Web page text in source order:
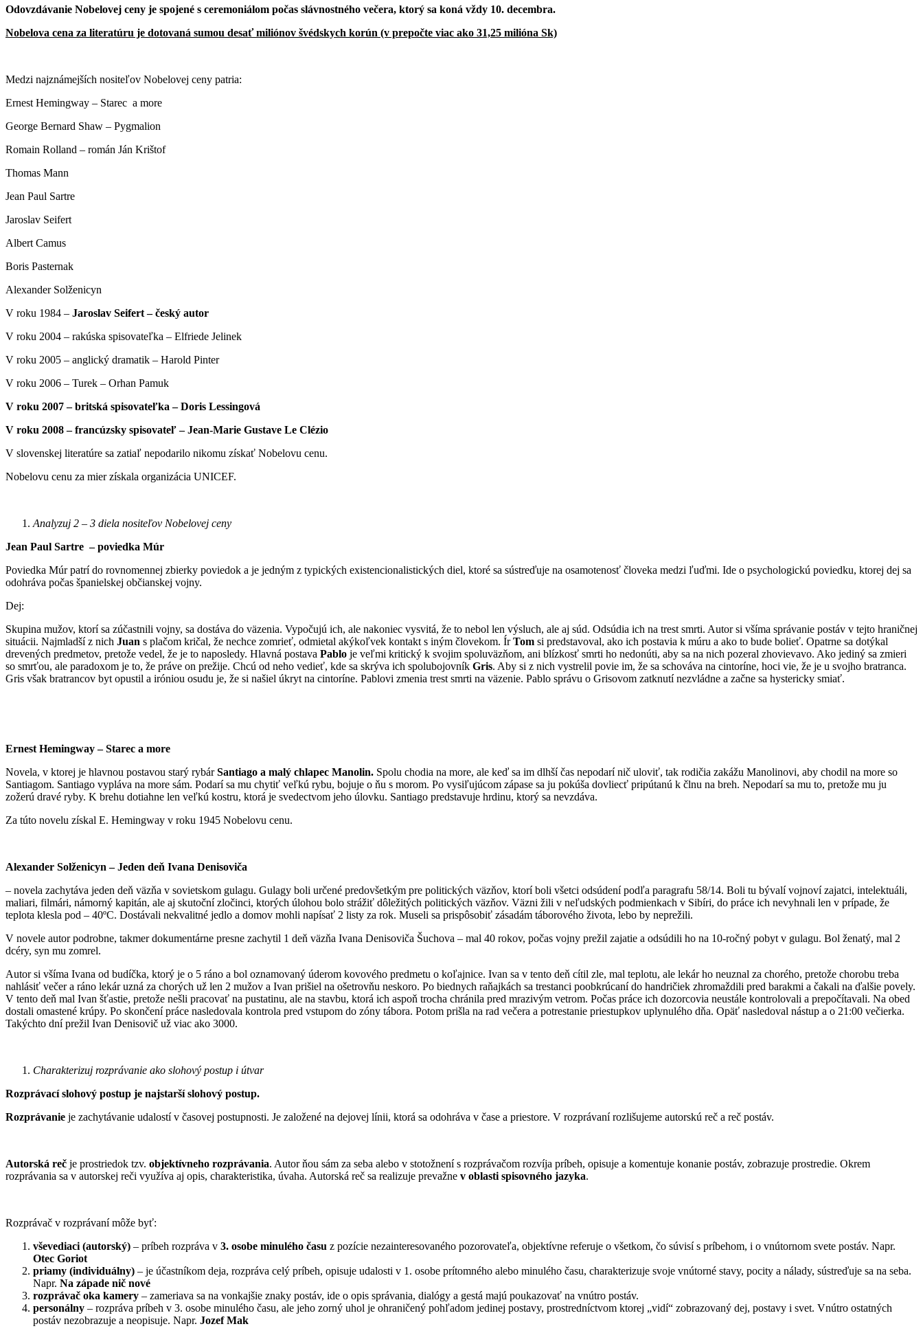
Odovzdávanie Nobelovej ceny je spojené s ceremoniálom počas slávnostného večera, ktorý sa koná vždy 10. decembra.
Nobelova cena za literatúru je dotovaná sumou desať miliónov švédskych korún (v prepočte viac ako 31,25 milióna Sk)
Medzi najznámejších nositeľov Nobelovej ceny patria:
Ernest Hemingway – Starec a more
George Bernard Shaw – Pygmalion
Romain Rolland – román Ján Krištof
Thomas Mann
Jean Paul Sartre
Jaroslav Seifert
Albert Camus
Boris Pasternak
Alexander Solženicyn
V roku 1984 – Jaroslav Seifert – český autor
V roku 2004 – rakúska spisovateľka – Elfriede Jelinek
V roku 2005 – anglický dramatik – Harold Pinter
V roku 2006 – Turek – Orhan Pamuk
V roku 2007 – britská spisovateľka – Doris Lessingová
V roku 2008 – francúzsky spisovateľ – Jean-Marie Gustave Le Clézio
V slovenskej literatúre sa zatiaľ nepodarilo nikomu získať Nobelovu cenu.
Nobelovu cenu za mier získala organizácia UNICEF.
Analyzuj 2 – 3 diela nositeľov Nobelovej ceny
Jean Paul Sartre – poviedka Múr
Poviedka Múr patrí do rovnomennej zbierky poviedok a je jedným z typických existencionalistických diel, ktoré sa sústreďuje na osamotenosť človeka medzi ľuďmi. Ide o psychologickú poviedku, ktorej dej sa
odohráva počas španielskej občianskej vojny.
Dej:
Skupina mužov, ktorí sa zúčastnili vojny, sa dostáva do väzenia. Vypočujú ich, ale nakoniec vysvitá, že to nebol len výsluch, ale aj súd. Odsúdia ich na trest smrti. Autor si všíma správanie postáv v tejto hraničnej
situácii. Najmladší z nich Juan s plačom kričal, že nechce zomrieť, odmietal akýkoľvek kontakt s iným človekom. ÍrTom si predstavoval, ako ich postavia k múru a ako to bude bolieť. Opatrne sa dotýkal
drevených predmetov, pretože vedel, že je to naposledy. Hlavná postava Pablo je veľmi kritický k svojim spoluväzňom, ani blízkosť smrti ho nedonúti, aby sa na nich pozeral zhovievavo. Ako jediný sa zmieri
so smrťou, ale paradoxom je to, že práve on prežije. Chcú od neho vedieť, kde sa skrýva ich spolubojovník Gris. Aby si z nich vystrelil povie im, že sa schováva na cintoríne, hoci vie, že je u svojho bratranca.
Gris však bratrancov byt opustil a iróniou osudu je, že si našiel úkryt na cintoríne. Pablovi zmenia trest smrti na väzenie. Pablo správu o Grisovom zatknutí nezvládne a začne sa hystericky smiať.
Ernest Hemingway – Starec a more
Novela, v ktorej je hlavnou postavou starý rybárSantiago a malý chlapec Manolin. Spolu chodia na more, ale keď sa im dlhší čas nepodarí nič uloviť, tak rodičia zakážu Manolinovi, aby chodil na more so
Santiagom. Santiago vypláva na more sám. Podarí sa mu chytiť veľkú rybu, bojuje o ňu s morom. Po vysiľujúcom zápase sa ju pokúša dovliecť pripútanú k člnu na breh. Nepodarí sa mu to, pretože mu ju
zožerú dravé ryby. K brehu dotiahne len veľkú kostru, ktorá je svedectvom jeho úlovku. Santiago predstavuje hrdinu, ktorý sa nevzdáva.
Za túto novelu získal E. Hemingway v roku 1945 Nobelovu cenu.
Alexander Solženicyn – Jeden deň Ivana Denisoviča
– novela zachytáva jeden deň väzňa v sovietskom gulagu. Gulagy boli určené predovšetkým pre politických väzňov, ktorí boli všetci odsúdení podľa paragrafu 58/14. Boli tu bývalí vojnoví zajatci, intelektuáli,
maliari, filmári, námorný kapitán, ale aj skutoční zločinci, ktorých úlohou bolo strážiť dôležitých politických väzňov. Väzni žili v neľudských podmienkach v Sibíri, do práce ich nevyhnali len v prípade, že
teplota klesla pod – 40ºC. Dostávali nekvalitné jedlo a domov mohli napísať 2 listy za rok. Museli sa prispôsobiť zásadám táborového života, lebo by neprežili.
V novele autor podrobne, takmer dokumentárne presne zachytil 1 deň väzňa Ivana Denisoviča Šuchova – mal 40 rokov, počas vojny prežil zajatie a odsúdili ho na 10-ročný pobyt v gulagu. Bol ženatý, mal 2
dcéry, syn mu zomrel.
Autor si všíma Ivana od budíčka, ktorý je o 5 ráno a bol oznamovaný úderom kovového predmetu o koľajnice. Ivan sa v tento deň cítil zle, mal teplotu, ale lekár ho neuznal za chorého, pretože chorobu treba
nahlásiť večer a ráno lekár uzná za chorých už len 2 mužov a Ivan prišiel na ošetrovňu neskoro. Po biednych raňajkách sa trestanci poobkrúcaní do handričiek zhromaždili pred barakmi a čakali na ďalšie povely.
V tento deň mal Ivan šťastie, pretože nešli pracovať na pustatinu, ale na stavbu, ktorá ich aspoň trocha chránila pred mrazivým vetrom. Počas práce ich dozorcovia neustále kontrolovali a prepočítavali. Na obed
dostali omastené krúpy. Po skončení práce nasledovala kontrola pred vstupom do zóny tábora. Potom prišla na rad večera a potrestanie priestupkov uplynulého dňa. Opäť nasledoval nástup a o 21:00 večierka.
Takýchto dní prežil Ivan Denisovič už viac ako 3000.
Charakterizuj rozprávanie ako slohový postup i útvar
Rozprávací slohový postup je najstarší slohový postup.
Rozprávanie je zachytávanie udalostí v časovej postupnosti. Je založené na dejovej línii, ktorá sa odohráva v čase a priestore. V rozprávaní rozlišujeme autorskú reč a reč postáv.
Autorská reč je prostriedok tzv. objektívneho rozprávania. Autor ňou sám za seba alebo v stotožnení s rozprávačom rozvíja príbeh, opisuje a komentuje konanie postáv, zobrazuje prostredie. Okrem
rozprávania sa v autorskej reči využíva aj opis, charakteristika, úvaha. Autorská reč sa realizuje prevažne v oblasti spisovného jazyka.
Rozprávač v rozprávaní môže byť:
vševediaci (autorský) – príbeh rozpráva v 3. osobe minulého času z pozície nezainteresovaného pozorovateľa, objektívne referuje o všetkom, čo súvisí s príbehom, i o vnútornom svete postáv. Napr.
Otec Goriot
priamy (individuálny) – je účastníkom deja, rozpráva celý príbeh, opisuje udalosti v 1. osobe prítomného alebo minulého času, charakterizuje svoje vnútorné stavy, pocity a nálady, sústreďuje sa na seba.
Napr. Na západe nič nové
rozprávač oka kamery – zameriava sa na vonkajšie znaky postáv, ide o opis správania, dialógy a gestá majú poukazovať na vnútro postáv.
personálny – rozpráva príbeh v 3. osobe minulého času, ale jeho zorný uhol je ohraničený pohľadom jedinej postavy, prostredníctvom ktorej „vidí“ zobrazovaný dej, postavy i svet. Vnútro ostatných
postáv nezobrazuje a neopisuje. Napr. Jozef Mak